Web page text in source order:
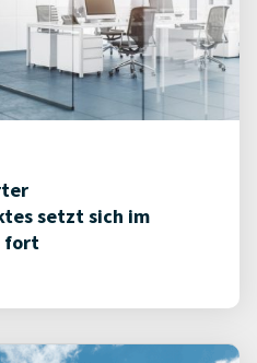
setzt sich im
fort